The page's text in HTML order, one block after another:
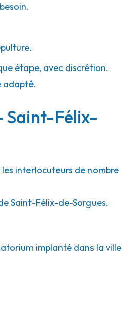
étape, avec discrétion.
adapté.
Saint-Félix-
interlocuteurs de nombre
Saint-Félix-de-Sorgues.
implanté dans la ville